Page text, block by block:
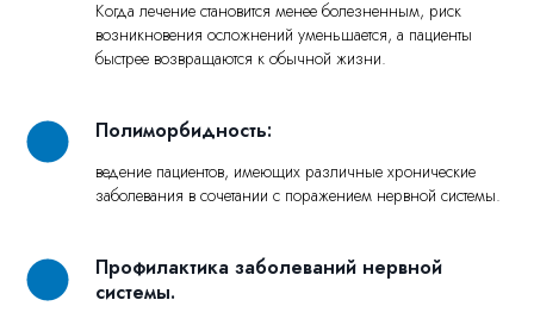
Когда лечение становится менее болезненным, риск
возникновения осложнений уменьшается, а пациенты
быстрее возвращаются к обычной жизни.
Полиморбидность:
ведение пациентов, имеющих различные хронические
заболевания в сочетании с поражением нервной системы.
Профилактика заболеваний нервной
системы.